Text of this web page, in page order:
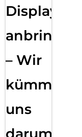
Displayfolie
anbringen
– Wir
kümmern
uns
darum!